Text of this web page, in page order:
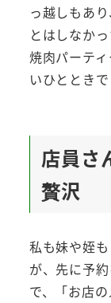
っ越しもあ
とはしなか
焼肉パーテ
いひとときで
店員さ
贅沢
私も妹や姪
が、先に予
で、「お店